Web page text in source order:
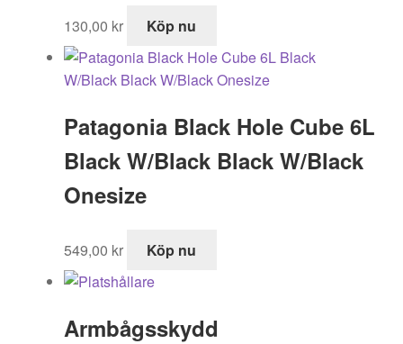
130,00 kr Köp nu
Patagonia Black Hole Cube 6L
Black W/Black Black W/Black
Onesize
549,00 kr Köp nu
Armbågsskydd